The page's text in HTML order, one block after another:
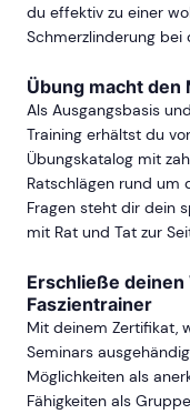
du effektiv zu einer
Schmerzlinderung bei
Übung macht den
Als Ausgangsbasis
Training erhältst du
Übungskatalog mit
Ratschlägen rund um
Fragen steht dir dein
mit Rat und Tat zur
Erschließe
Faszientrainer
Mit deinem Zertifikat,
Seminars
Möglichkeiten als
Fähigkeiten als